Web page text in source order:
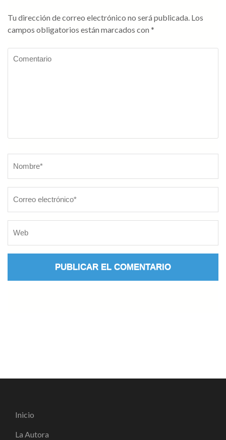
Tu dirección de correo electrónico no será publicada. Los
campos obligatorios están marcados con *
Inicio
La Autora